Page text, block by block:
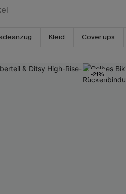
Kleid Cover ups
-21%